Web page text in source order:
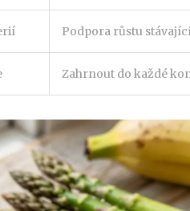
Podpora růstu
Zahrnout do každé